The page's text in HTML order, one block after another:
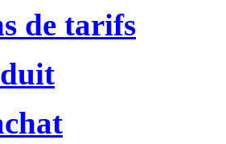
de tarifs